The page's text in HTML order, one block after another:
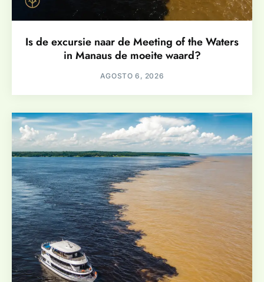
Is de excursie naar de Meeting of the Waters
in Manaus de moeite waard?
AGOSTO 6, 2026